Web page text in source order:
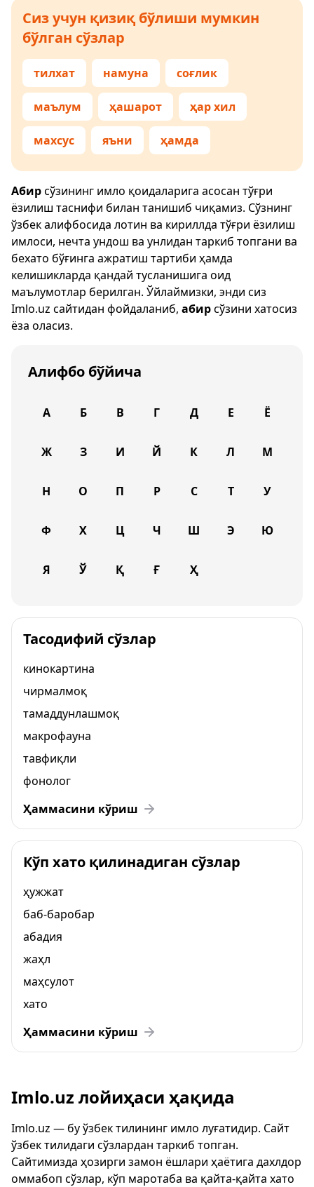
Сиз учун қизиқ бўлиши мумкин
бўлган сўзлар
тилхат намуна соғлик
маълум ҳашарот ҳар хил
махсус яъни ҳамда
Абирсўзининг имло қоидаларига асосан тўғри
ёзилиш таснифи билан танишиб чиқамиз. Сўзнинг
ўзбек алифбосида лотин ва кириллда тўғри ёзилиш
имлоси, нечта ундош ва унлидан таркиб топгани ва
бехато бўғинга ажратиш тартиби ҳамда
келишикларда қандай тусланишига оид
маълумотлар берилган. Ўйлаймизки, энди сиз
Imlo.uz сайтидан фойдаланиб, абирсўзини хатосиз
ёза оласиз.
Алифбо бўйича
А Б В Г Д Е Ё
Ж З И Й К Л М
Н О П Р С Т У
Ф Х Ц Ч Ш Э Ю
Я Ў Қ Ғ Ҳ
Тасодифий сўзлар
кинокартина
чирмалмоқ
тамаддунлашмоқ
макрофауна
тавфиқли
фонолог
Ҳаммасини кўриш
Кўп хато қилинадиган сўзлар
ҳужжат
баб-баробар
абадия
жаҳл
маҳсулот
хато
Ҳаммасини кўриш
Imlo.uz лойиҳаси ҳақида
Imlo.uz — бу ўзбек тилининг имло луғатидир. Сайт
ўзбек тилидаги сўзлардан таркиб топган.
Сайтимизда ҳозирги замон ёшлари ҳаётига дахлдор
оммабоп сўзлар, кўп маротаба ва қайта-қайта хато